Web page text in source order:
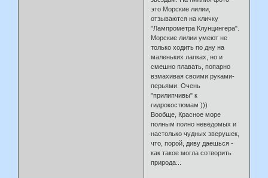
это Морские лилии,
отзываются на кличку
"Лампрометра Клунцингера".
Морские лилии умеют не
только ходить по дну на
маленьких лапках, но и
смешно плавать, попарно
взмахивая своими руками-
перьями. Очень
"прилипчивы" к
гидрокостюмам )))
Вообще, Красное море
полным полно неведомых и
настолько чудных зверушек,
что, порой, диву даешься -
как такое могла сотворить
природа...